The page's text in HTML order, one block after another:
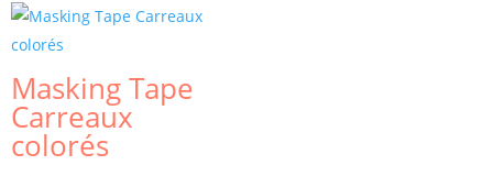
Masking Tape
Carreaux
colorés